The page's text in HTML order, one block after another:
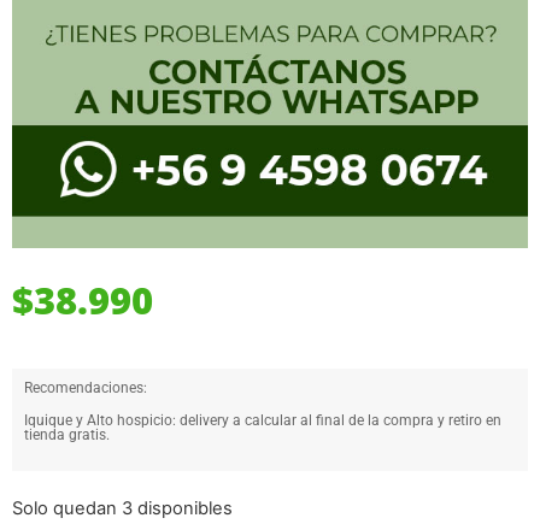
$38.990
Recomendaciones:
Iquique y Alto hospicio: delivery a calcular al final de la compra y retiro en
tienda gratis.
Solo quedan 3 disponibles